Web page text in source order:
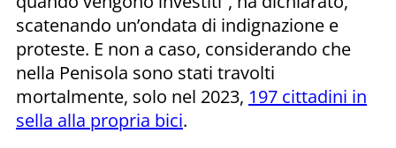
scatenando un’ondata di indignazione e
proteste. E non a caso, considerando che
nella Penisola sono stati travolti
mortalmente, solo nel 2023, 197 cittadini in
sella alla propria bici.